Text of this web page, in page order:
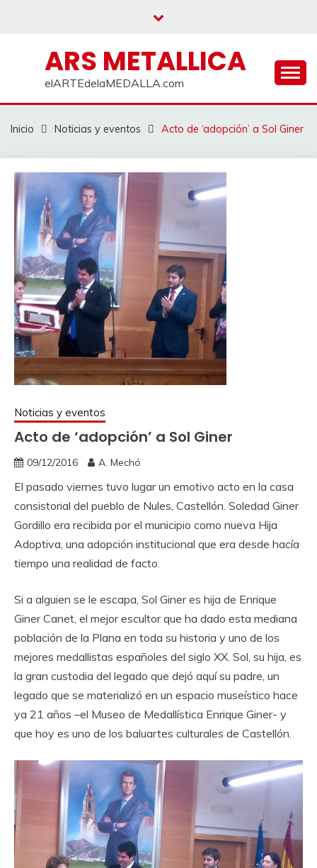
ARS METALLICA
elARTEdelaMEDALLA.com
Inicio Noticias y eventos Acto de ‘adopción’ a Sol Giner
Noticias y eventos
Acto de ‘adopción’ a Sol Giner
09/12/2016 A. Mechó
El pasado viernes tuvo lugar un emotivo acto en la casa
consistorial del pueblo de Nules, Castellón. Soledad Giner
Gordillo era recibida por el municipio como nueva Hija
Adoptiva, una adopción institucional que era desde hacía
tiempo una realidad de facto.
Si a alguien se le escapa, Sol Giner es hija de Enrique
Giner Canet, el mejor escultor que ha dado esta mediana
población de la Plana en toda su historia y uno de los
mejores medallistas españoles del siglo XX. Sol, su hija, es
la gran custodia del legado que dejó aquí su padre, un
legado que se materializó en un espacio museístico hace
ya 21 años –el Museo de Medallística Enrique Giner- y
que hoy es uno de los baluartes culturales de Castellón.